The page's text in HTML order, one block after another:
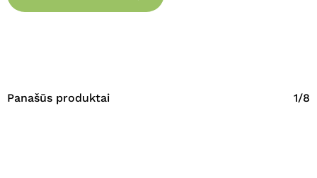
Panašūs produktai 1/8